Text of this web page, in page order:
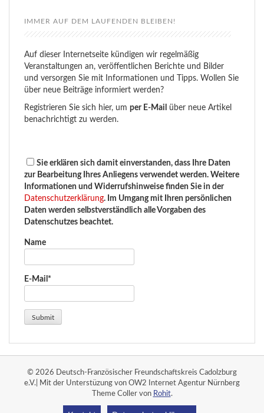
IMMER AUF DEM LAUFENDEN BLEIBEN!
Auf dieser Internetseite kündigen wir regelmäßig
Veranstaltungen an, veröffentlichen Berichte und Bilder
und versorgen Sie mit Informationen und Tipps. Wollen Sie
über neue Beiträge informiert werden?
Registrieren Sie sich hier, um per E-Mail
über neue Artikel
benachrichtigt zu werden.
Sie erklären sich damit einverstanden, dass Ihre Daten
zur Bearbeitung Ihres Anliegens verwendet werden. Weitere
Informationen und Widerrufshinweise finden Sie in der
Datenschutzerklärung. Im Umgang mit Ihren persönlichen
Daten werden selbstverständlich alle Vorgaben des
Datenschutzes beachtet.
Name
E-Mail*
© 2026 Deutsch-Französischer Freundschaftskreis Cadolzburg
e.V.| Mit der Unterstüzung von OW2 Internet Agentur Nürnberg
Theme Coller von Rohit.